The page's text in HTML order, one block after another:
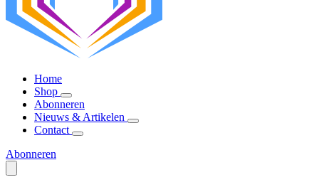
Home
Shop
Abonneren
Nieuws & Artikelen
Contact
Abonneren